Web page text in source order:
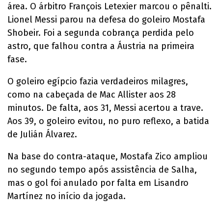
área. O árbitro François Letexier marcou o pênalti.
Lionel Messi parou na defesa do goleiro Mostafa
Shobeir. Foi a segunda cobrança perdida pelo
astro, que falhou contra a Áustria na primeira
fase.
O goleiro egípcio fazia verdadeiros milagres,
como na cabeçada de Mac Allister aos 28
minutos. De falta, aos 31, Messi acertou a trave.
Aos 39, o goleiro evitou, no puro reflexo, a batida
de Julián Álvarez.
Na base do contra-ataque, Mostafa Zico ampliou
no segundo tempo após assistência de Salha,
mas o gol foi anulado por falta em Lisandro
Martínez no início da jogada.